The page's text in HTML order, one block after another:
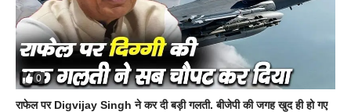
0
राफेल पर Digvijay Singh ने कर दी बड़ी गलती. बीजेपी की जगह खुद ही हो गए